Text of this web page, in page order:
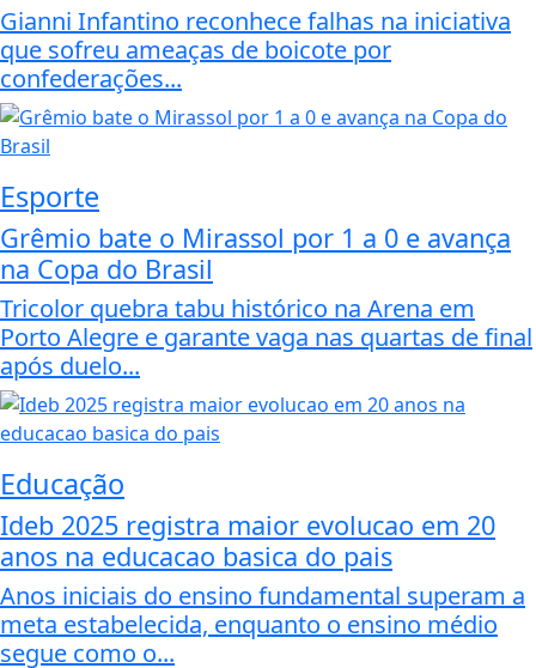
Gianni Infantino reconhece falhas na iniciativa
que sofreu ameaças de boicote por
confederações...
Esporte
Grêmio bate o Mirassol por 1 a 0 e avança
na Copa do Brasil
Tricolor quebra tabu histórico na Arena em
Porto Alegre e garante vaga nas quartas de final
após duelo...
Educação
Ideb 2025 registra maior evolucao em 20
anos na educacao basica do pais
Anos iniciais do ensino fundamental superam a
meta estabelecida, enquanto o ensino médio
segue como o...